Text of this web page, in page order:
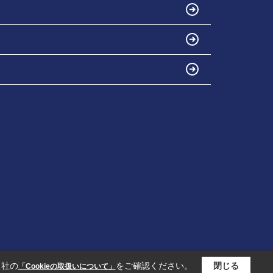
の「Cookieの取扱いについて」 をご確認ください。 閉じる